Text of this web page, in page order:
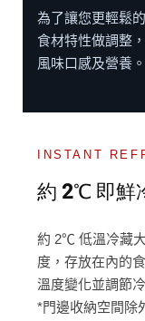
為了讓您更輕鬆
食材特性做調整
風味口感及營養。
INSTANT
約 2℃ 即鮮
約 2℃ 低溫冷藏
度，存放在內的
溫度變化並調節
*門邊收納空間除